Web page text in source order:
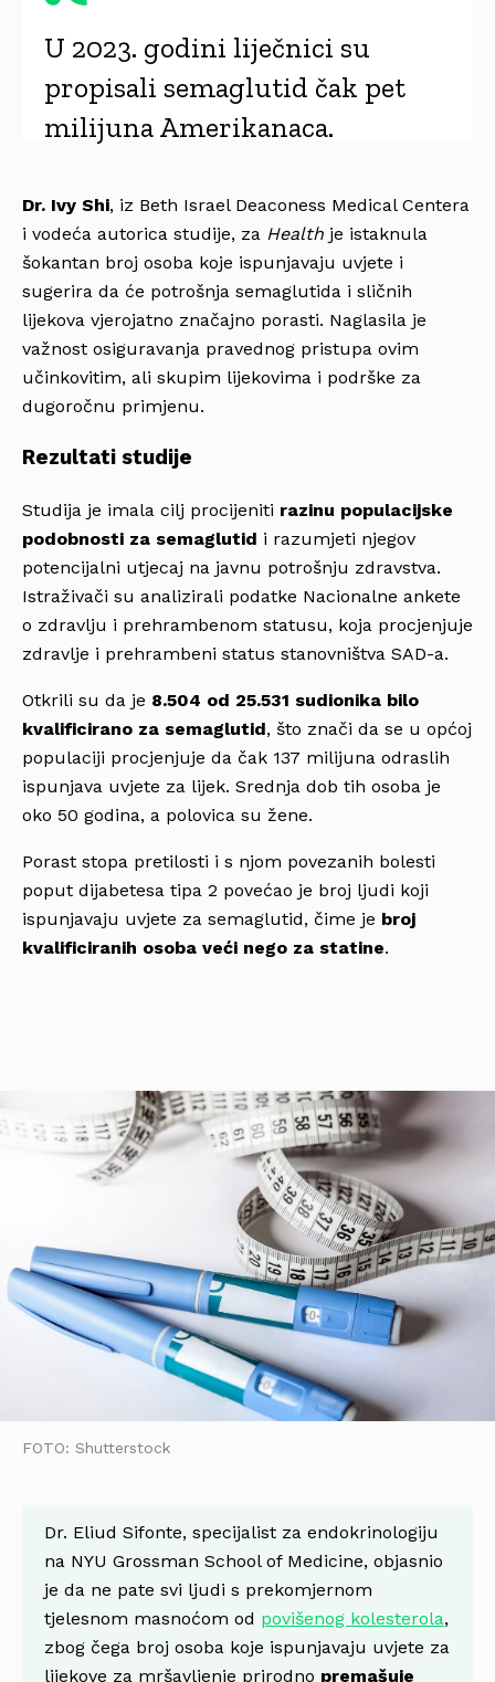
U 2023. godini liječnici su
propisali semaglutid čak pet
milijuna Amerikanaca.
Dr. Ivy Shi, iz Beth Israel Deaconess Medical Centera
i vodeća autorica studije, za Health je istaknula
šokantan broj osoba koje ispunjavaju uvjete i
sugerira da će potrošnja semaglutida i sličnih
lijekova vjerojatno značajno porasti. Naglasila je
važnost osiguravanja pravednog pristupa ovim
učinkovitim, ali skupim lijekovima i podrške za
dugoročnu primjenu.
Rezultati studije
Studija je imala cilj procijeniti razinu populacijske
podobnosti za semaglutid i razumjeti njegov
potencijalni utjecaj na javnu potrošnju zdravstva.
Istraživači su analizirali podatke Nacionalne ankete
o zdravlju i prehrambenom statusu, koja procjenjuje
zdravlje i prehrambeni status stanovništva SAD-a.
Otkrili su da je 8.504 od 25.531 sudionika bilo
kvalificirano za semaglutid, što znači da se u općoj
populaciji procjenjuje da čak 137 milijuna odraslih
ispunjava uvjete za lijek. Srednja dob tih osoba je
oko 50 godina, a polovica su žene.
Porast stopa pretilosti i s njom povezanih bolesti
poput dijabetesa tipa 2 povećao je broj ljudi koji
ispunjavaju uvjete za semaglutid, čime je broj
kvalificiranih osoba veći nego za statine.
FOTO: Shutterstock
Dr. Eliud Sifonte, specijalist za endokrinologiju
na NYU Grossman School of Medicine, objasnio
je da ne pate svi ljudi s prekomjernom
tjelesnom masnoćom od povišenog kolesterola,
zbog čega broj osoba koje ispunjavaju uvjete za
lijekove za mršavljenje prirodno premašuje